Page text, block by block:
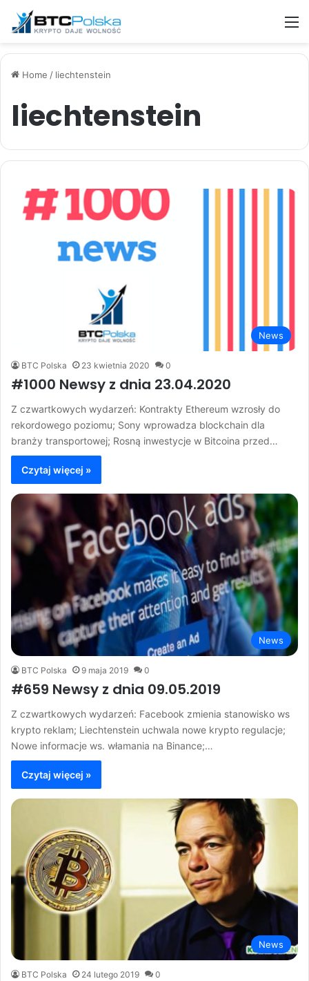
Home / liechtenstein
liechtenstein
News
BTC Polska 23 kwietnia 2020 0
#1000 Newsy z dnia 23.04.2020
Z czwartkowych wydarzeń: Kontrakty Ethereum wzrosły do
rekordowego poziomu; Sony wprowadza blockchain dla
branży transportowej; Rosną inwestycje w Bitcoina przed…
Czytaj więcej »
News
BTC Polska 9 maja 2019 0
#659 Newsy z dnia 09.05.2019
Z czwartkowych wydarzeń: Facebook zmienia stanowisko ws
krypto reklam; Liechtenstein uchwala nowe krypto regulacje;
Nowe informacje ws. włamania na Binance;…
Czytaj więcej »
News
BTC Polska 24 lutego 2019 0